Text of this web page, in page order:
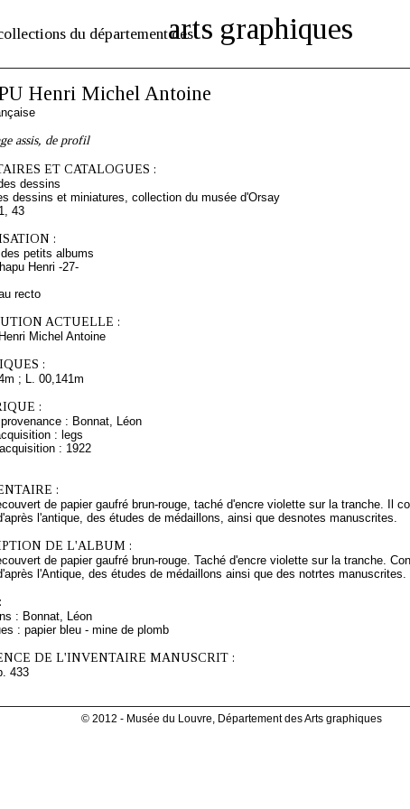
du département desarts graphiques
Henri Michel Antoine
assis, de profil
ET CATALOGUES :
dessins
dessins et miniatures, collection du musée d'Orsay
43
:
petits albums
Henri -27-
recto
ACTUELLE :
Michel Antoine
:
; L. 00,141m
:
provenance : Bonnat, Léon
: legs
: 1922
:
de papier gaufré brun-rouge, taché d'encre violette sur la tranche. Il
l'antique, des études de médaillons, ainsi que desnotes manuscrites.
DE L'ALBUM :
de papier gaufré brun-rouge. Taché d'encre violette sur la tranche.
l'Antique, des études de médaillons ainsi que des notrtes
: Bonnat, Léon
: papier bleu - mine de plomb
DE L'INVENTAIRE MANUSCRIT :
433
© 2012 - Musée du Louvre, Département des Arts graphiques